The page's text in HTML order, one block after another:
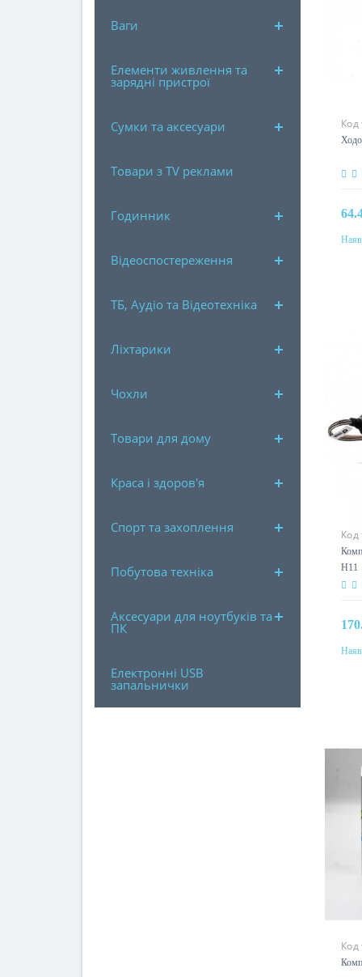
Ваги
Елементи живлення та
зарядні пристрої
Сумки та аксесуари
Товари з TV реклами
Годинник
Відеоспостереження
ТБ, Аудіо та Відеотехніка
Ліхтарики
Чохли
Товари для дому
Краса і здоров'я
Спорт та захоплення
Побутова техніка
Аксесуари для ноутбуків та
ПК
Електронні USB
запальнички
Код
Код
H11
Код